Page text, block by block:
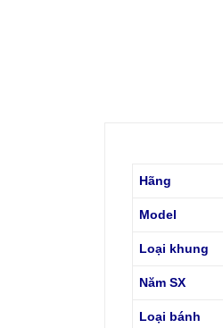
Hãng
Model
Loại khung
Năm SX
Loại bánh